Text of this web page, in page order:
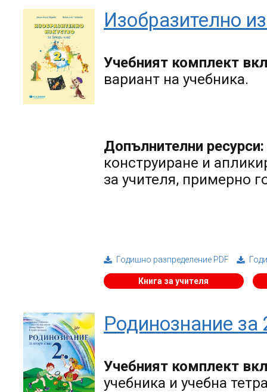
Изобразително
Учебният комплект
вариант на учебника.
Допълнителни ресурси:
конструиране и
за учителя, примерно
Годишно разпределение PDF
Книга за учителя
Родинознание за
Учебният комплект
учебника и учебна